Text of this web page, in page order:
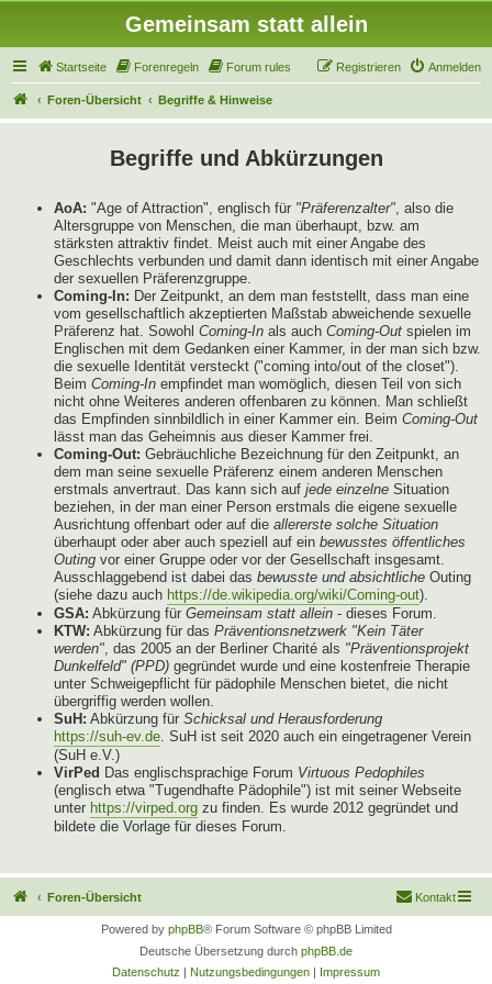
Gemeinsam statt allein
Startseite Forenregeln Forum rules Anmelden
Registrieren
Foren-Übersicht Begriffe & Hinweise
Begriffe und Abkürzungen
AoA: "Age of Attraction", englisch für "Präferenzalter", also die
Altersgruppe von Menschen, die man überhaupt, bzw. am
stärksten attraktiv findet. Meist auch mit einer Angabe des
Geschlechts verbunden und damit dann identisch mit einer Angabe
der sexuellen Präferenzgruppe.
Coming-In: Der Zeitpunkt, an dem man feststellt, dass man eine
vom gesellschaftlich akzeptierten Maßstab abweichende sexuelle
Präferenz hat. Sowohl Coming-In als auch Coming-Out spielen im
Englischen mit dem Gedanken einer Kammer, in der man sich bzw.
die sexuelle Identität versteckt ("coming into/out of the closet").
Beim Coming-In empfindet man womöglich, diesen Teil von sich
nicht ohne Weiteres anderen offenbaren zu können. Man schließt
das Empfinden sinnbildlich in einer Kammer ein. Beim Coming-Out
lässt man das Geheimnis aus dieser Kammer frei.
Coming-Out: Gebräuchliche Bezeichnung für den Zeitpunkt, an
dem man seine sexuelle Präferenz einem anderen Menschen
erstmals anvertraut. Das kann sich auf jede einzelne Situation
beziehen, in der man einer Person erstmals die eigene sexuelle
Ausrichtung offenbart oder auf die allererste solche Situation
überhaupt oder aber auch speziell auf ein bewusstes öffentliches
Outing vor einer Gruppe oder vor der Gesellschaft insgesamt.
Ausschlaggebend ist dabei das bewusste und absichtliche Outing
(siehe dazu auch https://de.wikipedia.org/wiki/Coming-out).
GSA: Abkürzung für Gemeinsam statt allein - dieses Forum.
KTW: Abkürzung für das Präventionsnetzwerk "Kein Täter
werden", das 2005 an der Berliner Charité als "Präventionsprojekt
Dunkelfeld" (PPD) gegründet wurde und eine kostenfreie Therapie
unter Schweigepflicht für pädophile Menschen bietet, die nicht
übergriffig werden wollen.
SuH: Abkürzung für Schicksal und Herausforderung
https://suh-ev.de. SuH ist seit 2020 auch ein eingetragener Verein
(SuH e.V.)
VirPed Das englischsprachige Forum Virtuous Pedophiles
(englisch etwa "Tugendhafte Pädophile") ist mit seiner Webseite
unter https://virped.org zu finden. Es wurde 2012 gegründet und
bildete die Vorlage für dieses Forum.
Foren-Übersicht Kontakt
Powered by phpBB® Forum Software © phpBB Limited
Deutsche Übersetzung durch phpBB.de
Datenschutz | Nutzungsbedingungen | Impressum